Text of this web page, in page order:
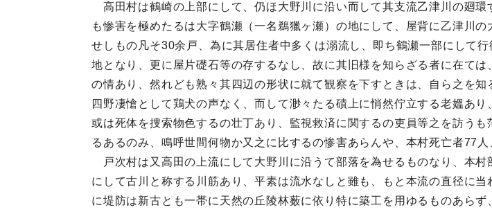
高田村は鶴崎の上部にして、仍ほ大野川に沿い而して其支流乙津川の廻
も惨害を極めたるは大字鶴瀬（一名鵜獵ヶ瀬）の地にして、屋背に乙津川
せしもの凡そ30余戸、為に其居住者中多くは溺流し、即ち鶴瀬一部にして
地となり、更に屋片礎石等の存するなし、故に其旧様を知らざる者に在て
の情あり、然れども熟々其四辺の形状に就て観察を下すときは、自ら之を
四野凄愴として鶏犬の声なく、而して渺々たる磧上に悄然佇立する老媼あ
或は死体を捜索物色するの壮丁あり、監視救済に関するの吏員等之を訪う
るあるのみ、鳴呼世間何物か又之に比するの惨害あらんや、本村死亡者77人
戸次村は又高田の上流にして大野川に沿うて部落を為せるものなり、本
にして古川と称する川筋あり、平素は流水なしと雖も、もと本流の直径に
に堤防は新古とも一帯に天然の丘陵林薮に依り特に築工を用ゆるものあら